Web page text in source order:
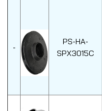
-
PS-HA-
SPX3015C